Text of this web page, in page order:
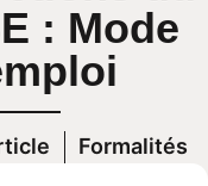
: Mode
Formalités